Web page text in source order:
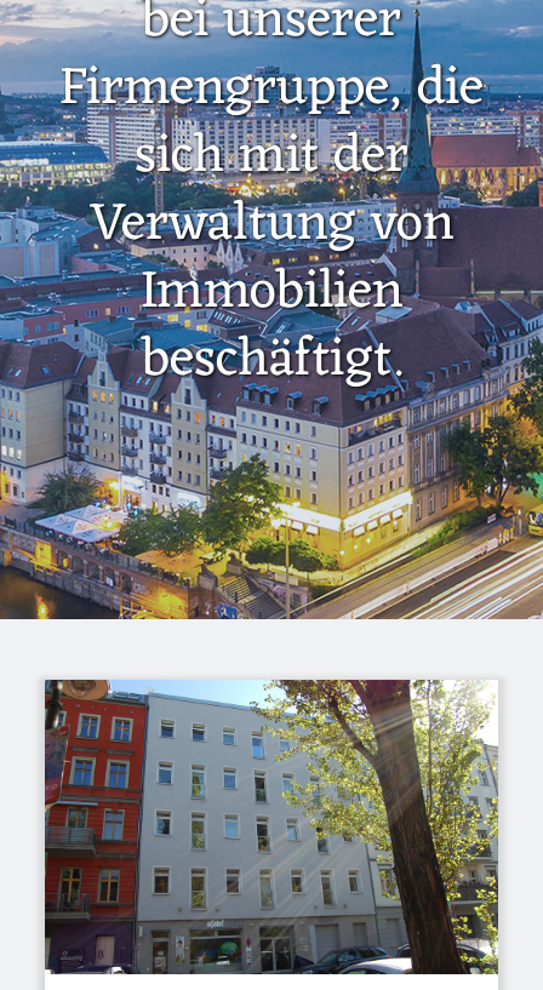
bei unserer
Firmengruppe, die
sich mit der
Verwaltung von
Immobilien
beschäftigt.